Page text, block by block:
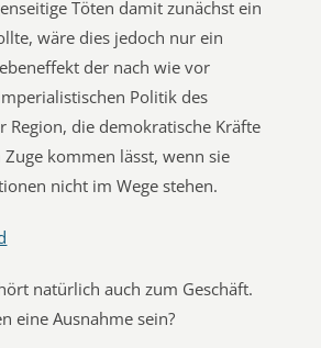
Töten damit zunächst ein
wäre dies jedoch nur ein
der nach wie vor
Politik des
Region, die demokratische Kräfte
kommen lässt, wenn sie
nicht im Wege stehen.
natürlich auch zum Geschäft.
eine Ausnahme sein?